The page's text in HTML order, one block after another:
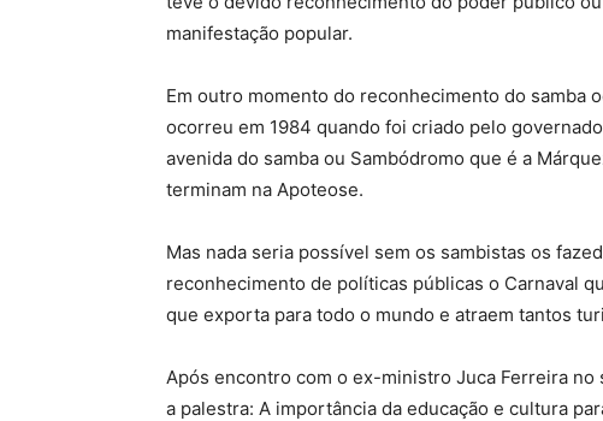
manifestação popular.
Em outro momento do reconhecimento do samba
ocorreu em 1984 quando foi criado pelo
avenida do samba ou Sambódromo que é a
terminam na Apoteose.
Mas nada seria possível sem os sambistas os
reconhecimento de políticas públicas o Carnaval
que exporta para todo o mundo e atraem tantos
Após encontro com o ex-ministro Juca Ferreira
a palestra: A importância da educação e cultura